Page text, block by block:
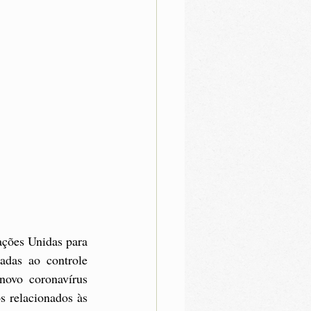
Unidas para
ao controle
coronavírus
relacionados às